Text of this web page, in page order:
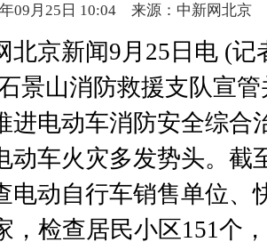
09月25日 10:04 来源：中新网北京
京新闻9月25日电 (记
景山消防救援支队宣管
进电动车消防安全综合
动车火灾多发势头。截
电动自行车销售单位、
，检查居民小区151个